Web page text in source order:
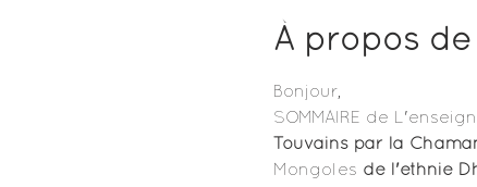
À propos
Bonjour,
SOMMAIRE de
Touvains par la
Mongoles de l'ethnie